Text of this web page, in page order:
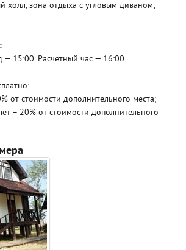
холл, зона отдыха с угловым диваном;
— 15:00. Расчетный час — 16:00.
от стоимости дополнительного места;
– 20% от стоимости дополнительного